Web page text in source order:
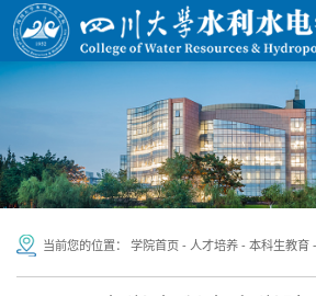
当前您的位置： 学院首页 - 人才培养 - 本科生教育 -